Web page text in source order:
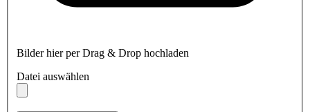
Bilder hier per Drag & Drop hochladen
Datei auswählen